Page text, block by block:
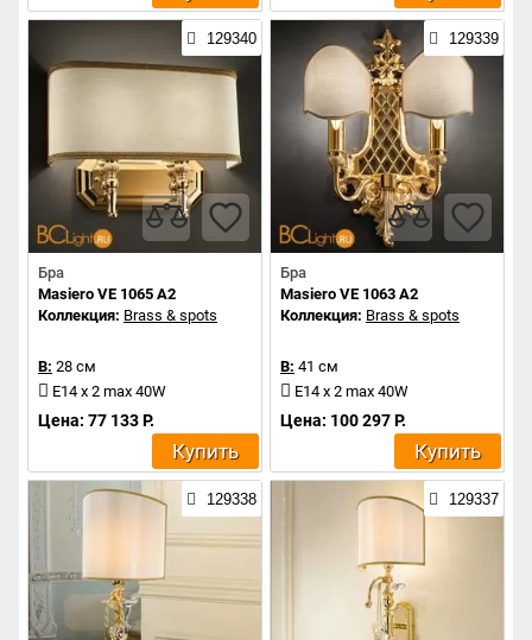
129340
Бра
Masiero VE 1065 A2
Коллекция: Brass & spots
В: 28 см
E14 x 2 max 40W
Цена: 77 133 Р.
Купить
129339
Бра
Masiero VE 1063 A2
Коллекция: Brass & spots
В: 41 см
E14 x 2 max 40W
Цена: 100 297 Р.
Купить
129338 129337